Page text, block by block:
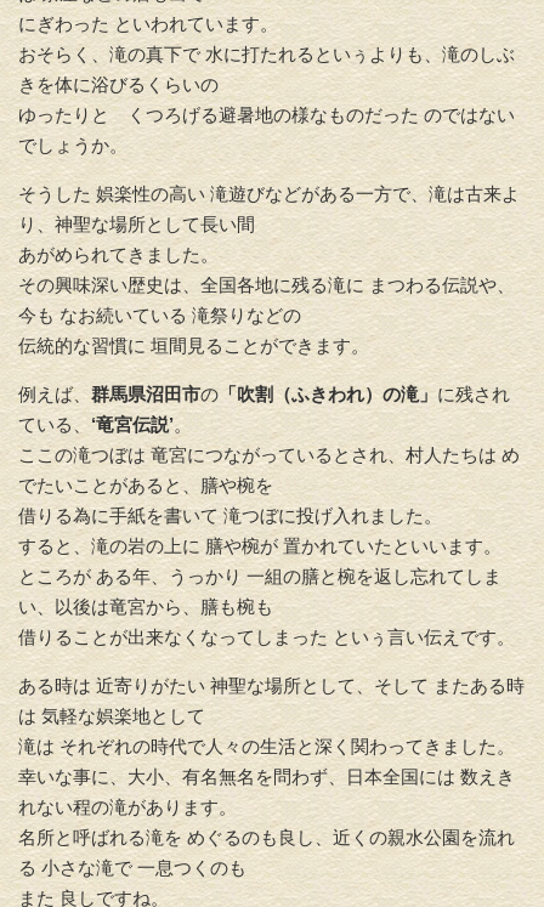
にぎわった といわれています。
おそらく、滝の真下で 水に打たれるといぅよりも、滝のしぶ
きを体に浴びるくらいの
ゆったりと くつろげる避暑地の様なものだった のではない
でしょうか。
そうした 娯楽性の高い 滝遊びなどがある一方で、滝は古来よ
り、神聖な場所として長い間
あがめられてきました。
その興味深い歴史は、全国各地に残る滝に まつわる伝説や、
今も なお続いている 滝祭りなどの
伝統的な習慣に 垣間見ることができます。
例えば、群馬県沼田市の 「吹割（ふきわれ）の滝」 に残され
ている、 ‘竜宮伝説’。
ここの滝つぼは 竜宮につながっているとされ、村人たちは め
でたいことがあると、膳や椀を
借りる為に手紙を書いて 滝つぼに投げ入れました。
すると、滝の岩の上に 膳や椀が 置かれていたといいます。
ところが ある年、うっかり 一組の膳と椀を返し忘れてしま
い、以後は竜宮から、膳も椀も
借りることが出来なくなってしまった といぅ言い伝えです。
ある時は 近寄りがたい 神聖な場所として、そして またある時
は 気軽な娯楽地として
滝は それぞれの時代で人々の生活と深く関わってきました。
幸いな事に、大小、有名無名を問わず、日本全国には 数えき
れない程の滝があります。
名所と呼ばれる滝を めぐるのも良し、近くの親水公園を流れ
る 小さな滝で 一息つくのも
また 良しですね。